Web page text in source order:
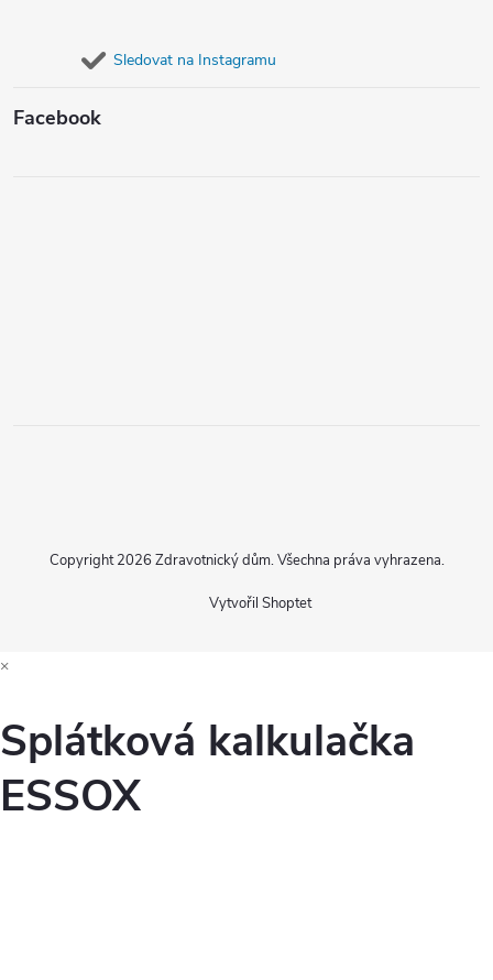
Sledovat na Instagramu
Facebook
Vytvořil Shoptet
Copyright 2026 Zdravotnický dům. Všechna práva vyhrazena.
×
Splátková kalkulačka
ESSOX